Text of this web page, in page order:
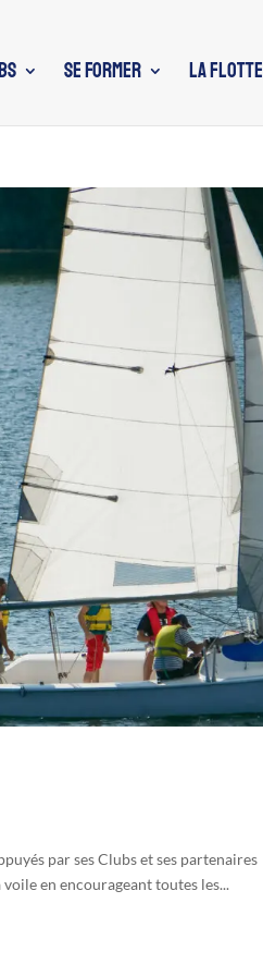
SE FORMER LA FLOTTE
par ses Clubs et ses partenaires
en encourageant toutes les...